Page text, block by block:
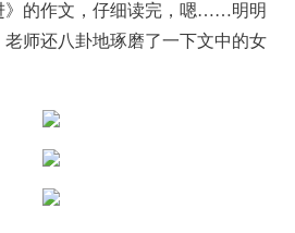
》的作文，仔细读完，嗯……明明
师还八卦地琢磨了一下文中的女